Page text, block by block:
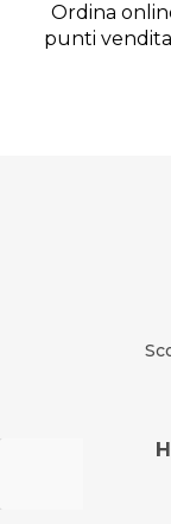
Ordina
punti vendita